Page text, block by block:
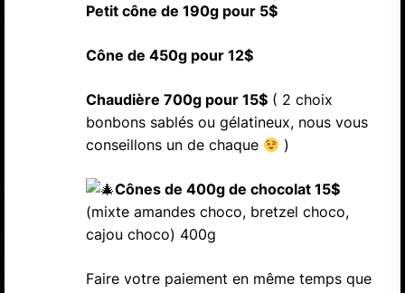
Petit cône de 190g pour 5$
Cône de 450g pour 12$
Chaudière 700g pour 15$ ( 2 choix
bonbons sablés ou gélatineux, nous vous
conseillons un de chaque
)
Cônes de 400g de chocolat 15$
(mixte amandes choco, bretzel choco,
cajou choco) 400g
Faire votre paiement en même temps que